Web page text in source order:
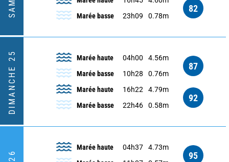
Marée basse
23h09 0.78m
82
DIMANCHE 25 Marée haute 04h00
4.56m
Marée basse
10h28 0.76m
87
Marée haute 16h22
4.79m
Marée basse
22h46 0.58m
92
Marée haute 04h37
4.73m
95